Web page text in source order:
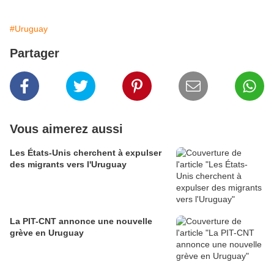
#Uruguay
Partager
Vous aimerez aussi
Les États-Unis cherchent à expulser
des migrants vers l'Uruguay
La PIT-CNT annonce une nouvelle
grève en Uruguay